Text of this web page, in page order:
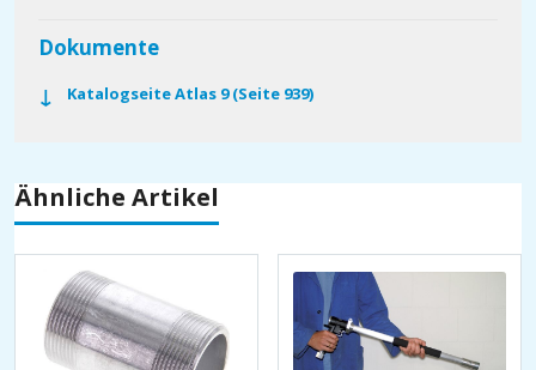
Dokumente
Katalogseite Atlas 9 (Seite 939)
Ähnliche Artikel